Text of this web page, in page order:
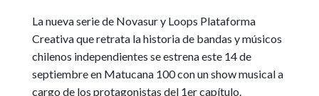
La nueva serie de Novasur y Loops Plataforma
Creativaque retrata la historia de bandas y músicos
chilenos independientes seestrena este 14 de
septiembre en Matucana 100con un show musical a
cargo de los protagonistas del 1er capítulo.